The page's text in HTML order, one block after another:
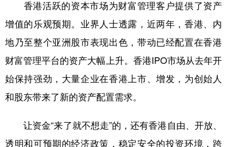
香港活跃的资本市场为财富管理客户提供了资产
增值的乐观预期。业界人士透露，近两年，香港、内
地乃至整个亚洲股市表现出色，带动已经配置在香港
财富管理平台的资产大幅上升。香港IPO市场从去年开
始保持强劲，大量企业在香港上市、增发，为创始人
和股东带来了新的资产配置需求。
让资金“来了就不想走”的，还有香港自由、开放、
透明和可预期的经济政策，稳定安全的投资环境，跨